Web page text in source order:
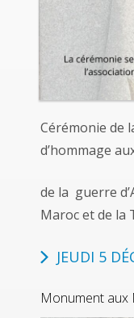
Cérémonie de
d’hommage
de la guerre
Maroc et de la
JEUDI 5
Monument aux